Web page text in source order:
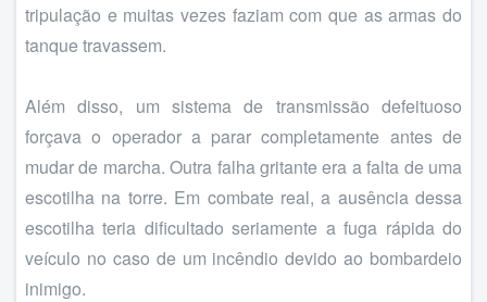
tripulação e muitas vezes faziam com que as armas do
tanque travassem.
Além disso, um sistema de transmissão defeituoso
forçava o operador a parar completamente antes de
mudar de marcha. Outra falha gritante era a falta de uma
escotilha na torre. Em combate real, a ausência dessa
escotilha teria dificultado seriamente a fuga rápida do
veículo no caso de um incêndio devido ao bombardeio
inimigo.